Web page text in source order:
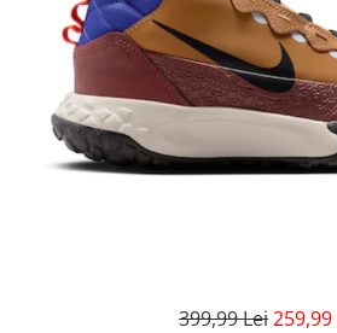
Pantaloni
Pantaloni scurți
Rochii/Fuste
Treninguri
Tricouri
Veste
Treninguri
Tricouri
399,99 Lei259,99